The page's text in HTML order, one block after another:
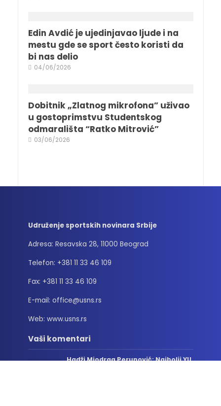
Edin Avdić je ujedinjavao ljude i na
mestu gde se sport često koristi da
bi nas delio
04/06/2026
Dobitnik „Zlatnog mikrofona” uživao
u gostoprimstvu Studentskog
odmarališta “Ratko Mitrović”
03/06/2026
Udruženje sportskih novinara Srbije
Adresa: Resavska 28, 11000 Beograd
Telefon: +381 11 33 46 109
Fax: +381 11 33 46 109
E-mail: office@usns.rs
Web: www.usns.rs
Vaši komentari
Hadži Miodrag Perunović: Najbolji YU